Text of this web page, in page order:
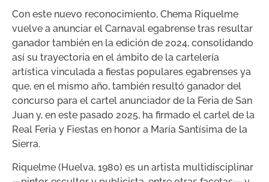
Con este nuevo reconocimiento, Chema Riquelme
vuelve a anunciar el Carnaval egabrense tras resultar
ganador también en la edición de 2024, consolidando
así su trayectoria en el ámbito de la cartelería
artística vinculada a fiestas populares egabrenses ya
que, en el mismo año, también resultó ganador del
concurso para el cartel anunciador de la Feria de San
Juan y, en este pasado 2025, ha firmado el cartel de la
Real Feria y Fiestas en honor a María Santísima de la
Sierra.
Riquelme (Huelva, 1980) es un artista multidisciplinar